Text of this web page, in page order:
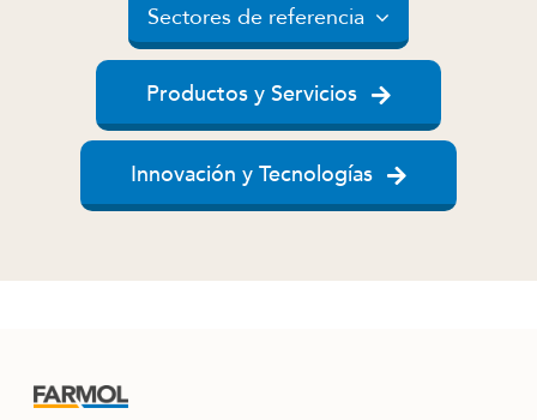
Sectores de referencia
Productos y Servicios
Innovación y Tecnologías